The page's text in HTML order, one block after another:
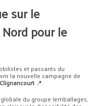
sur le
pour le
et passants du
la nouvelle campagne de
📍.
du groupe (emballages,